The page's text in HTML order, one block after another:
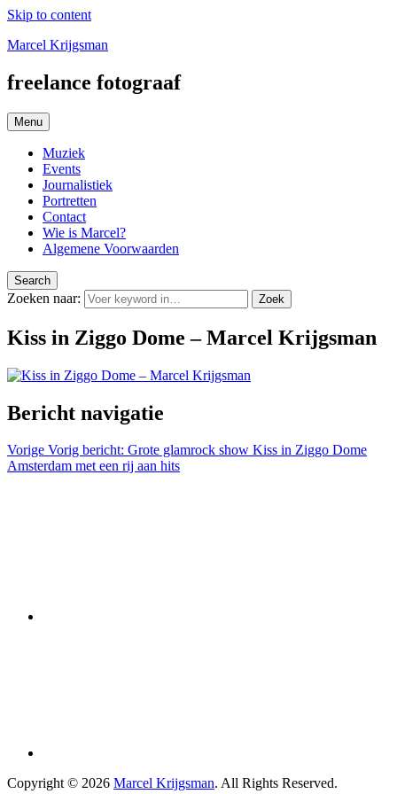
Skip to content
Marcel Krijgsman
freelance fotograaf
Menu
Muziek
Events
Journalistiek
Portretten
Contact
Wie is Marcel?
Algemene Voorwaarden
Search
Zoeken naar: Zoek
Kiss in Ziggo Dome – Marcel Krijgsman
Bericht navigatie
Vorige Vorig bericht: Grote glamrock show Kiss in Ziggo Dome
Amsterdam met een rij aan hits
Copyright © 2026 Marcel Krijgsman. All Rights Reserved.